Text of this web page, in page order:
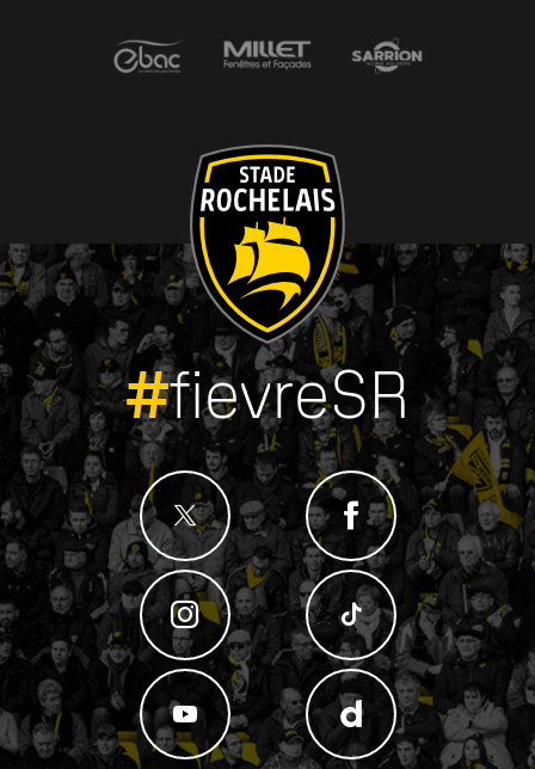
#fievreSR